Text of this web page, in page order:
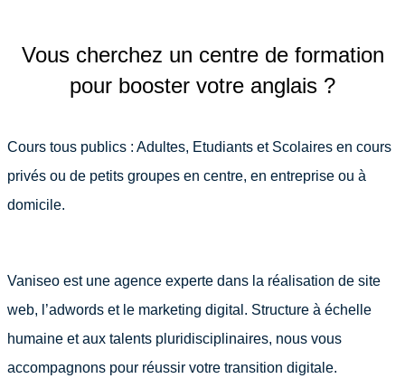
Vous cherchez un centre de formation
pour booster votre anglais ?
Cours tous publics : Adultes, Etudiants et Scolaires en cours
privés ou de petits groupes en centre, en entreprise ou à
domicile.
Vaniseo est une agence experte dans la réalisation de site
web, l’adwords et le marketing digital. Structure à échelle
humaine et aux talents pluridisciplinaires, nous vous
accompagnons pour réussir votre transition digitale.